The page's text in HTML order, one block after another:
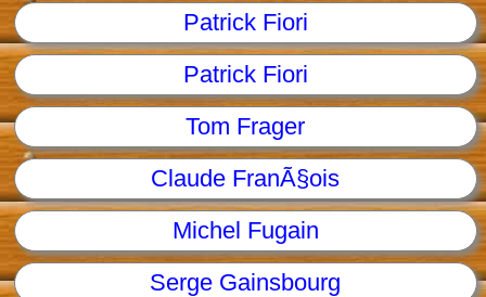
Patrick Fiori
Patrick Fiori
Tom Frager
Claude FranÃ§ois
Michel Fugain
Serge Gainsbourg